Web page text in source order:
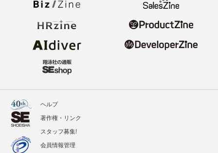
ヘルプ
著作権・リンク
スタッフ募集!
会員情報管理